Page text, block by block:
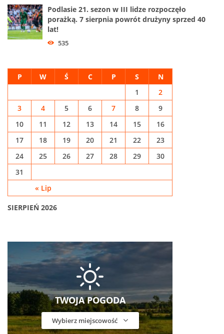
Podlasie 21. sezon w III lidze rozpoczęło
porażką. 7 sierpnia powrót drużyny sprzed 40
lat!
535
SIERPIEŃ 2026
P W Ś C P S N
« Lip
1
2
3
4 5 6 7 8
9
10
11 12 13 14 15
16
17
18 19 20 21 22
23
24
25 26 27 28 29
30
31
TWOJA POGODA
Wybierz miejscowość